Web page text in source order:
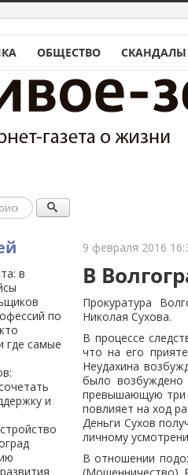
ОБЩЕСТВО
в
по
где самые
и
9 февраля 2016
В
Прокуратура
Николая Сухова.
В процессе
что на его
Неудахина
было возбуждено
превышающую три
повлияет на ход
Деньги Сухов
личному
В отношении